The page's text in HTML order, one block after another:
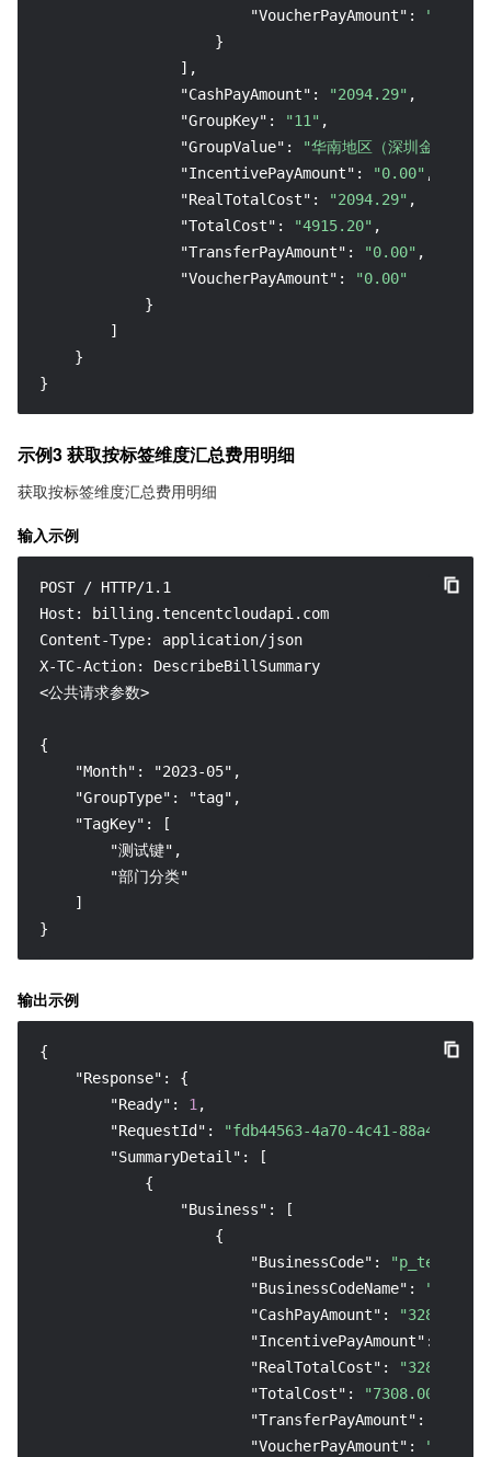
"VoucherPayAmount" :
"0.00"
}
] ,
"CashPayAmount" : "2094.29" ,
"GroupKey" : "11" ,
"GroupValue" : "华南地区（深圳金融）"
"IncentivePayAmount" : "0.00" ,
"RealTotalCost" : "2094.29" ,
"TotalCost" : "4915.20" ,
"TransferPayAmount" : "0.00" ,
"VoucherPayAmount" :
"0.00"
}
]
}
}
示例3 获取按标签维度汇总费用明细
获取按标签维度汇总费用明细
输入示例
POST / HTTP/1.1
Host: billing.tencentcloudapi.com
Content-Type: application/json
X-TC-Action: DescribeBillSummary
<公共请求参数>
{
    "Month": "2023-05",
    "GroupType": "tag",
    "TagKey": [
        "测试键",
        "部门分类"
    ]
}
输出示例
{
"Response" :
{
"Ready" : 1 ,
"RequestId" :
"fdb44563-4a70-4c41-88a4-
"SummaryDetail" :
[
{
"Business" :
[
{
"BusinessCode" :
"BusinessCodeName" :
"腾讯会
"CashPayAmount" : "3284.27"
"IncentivePayAmount" :
"RealTotalCost" : "3284.27"
"TotalCost" : "7308.00"
"TransferPayAmount" :
"VoucherPayAmount" : "0.00"